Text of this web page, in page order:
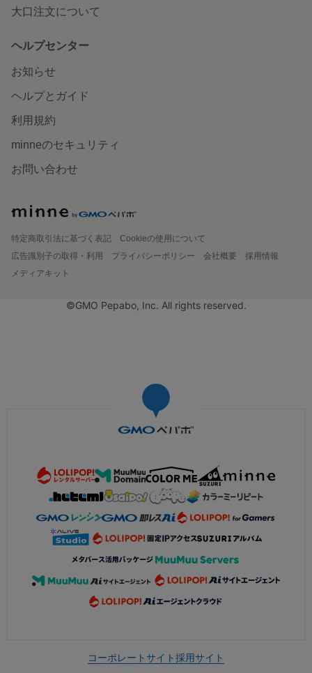
大口注文について
ヘルプセンター
お知らせ
ヘルプとガイド
利用規約
minneのセキュリティ
お問い合わせ
特定商取引法に基づく表記
Cookieの使用について
広告識別子の取得・利用
プライバシーポリシー 会社概要
採用情報
メディアキット
©GMO Pepabo, Inc. All rights reserved.
コーポレートサイト採用サイト